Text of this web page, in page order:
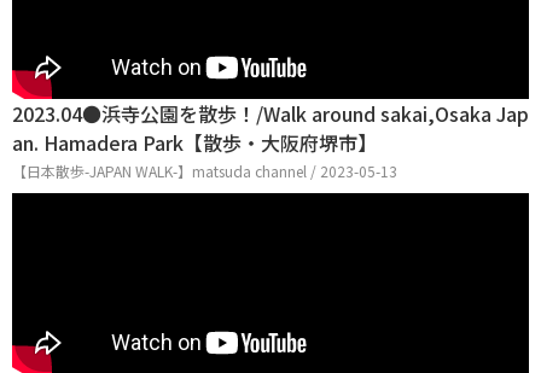
2023.04●浜寺公園を散歩！/Walk around sakai,Osaka Jap
an. Hamadera Park【散歩・大阪府堺市】
【日本散歩-JAPAN WALK-】matsuda channel / 2023-05-13